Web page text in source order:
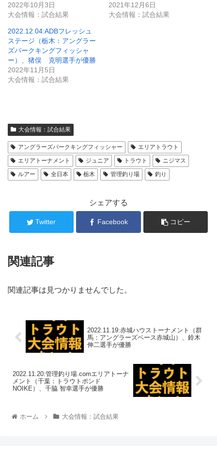
2022年10月3日
大会情報：試合結果
2021年12月6日
大会情報：試合結果
2022.12.04:ADBフレッシュ
ステージ（栃木：アングラー
ズパークキングフィッシャ
ー）、猪俣 克明選手が優勝
2022年11月5日
大会情報：試合結果
大会情報：試合結果
アングラーズパークキングフィッシャー
エリアトラウト
エリアトーナメント
ジュニア トラウト
ニジマス
ルアー
全日本 栃木 管理釣り場 釣り
シェアする
Twitter Facebook コピー
関連記事
関連記事は見つかりませんでした。
2022.11.19:赤城ハウストーナメント（群
馬：アングラーズベース赤城山）、鈴木
伸二選手が優勝
2022.11.20:管理釣り場.comエリアトーナ
メント（千葉：トラウトポンド
NOIKE）、千脇 智幸選手が優勝
ホーム 大会情報：試合結果